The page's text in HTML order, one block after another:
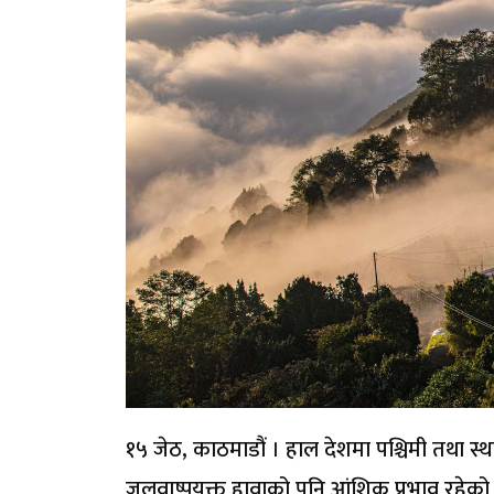
१५ जेठ, काठमाडौं । हाल देशमा पश्चिमी तथा